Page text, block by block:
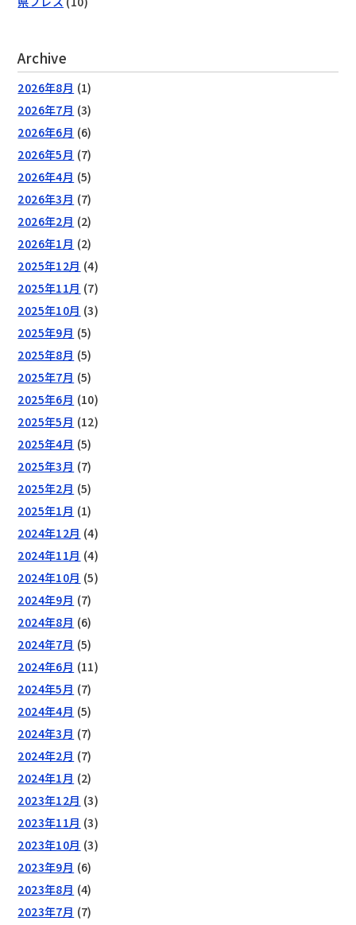
Archive
2026年8月 (1)
2026年7月 (3)
2026年6月 (6)
2026年5月 (7)
2026年4月 (5)
2026年3月 (7)
2026年2月 (2)
2026年1月 (2)
2025年12月 (4)
2025年11月 (7)
2025年10月 (3)
2025年9月 (5)
2025年8月 (5)
2025年7月 (5)
2025年6月 (10)
2025年5月 (12)
2025年4月 (5)
2025年3月 (7)
2025年2月 (5)
2025年1月 (1)
2024年12月 (4)
2024年11月 (4)
2024年10月 (5)
2024年9月 (7)
2024年8月 (6)
2024年7月 (5)
2024年6月 (11)
2024年5月 (7)
2024年4月 (5)
2024年3月 (7)
2024年2月 (7)
2024年1月 (2)
2023年12月 (3)
2023年11月 (3)
2023年10月 (3)
2023年9月 (6)
2023年8月 (4)
2023年7月 (7)